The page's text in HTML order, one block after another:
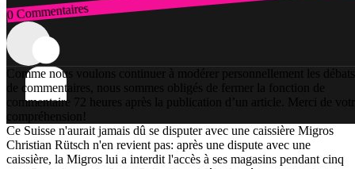
0 Commentaires
Connexion
Comme nous voulons continuer à modérer personnellement les débats
de commentaires, nous sommes obligés de fermer la fonction de
commentaire 72 heures après la publication d’un article. Merci de
compréhension!
Ce Suisse n'aurait jamais dû se disputer avec une caissière Migros
Christian Rütsch n'en revient pas: après une dispute avec une
caissière, la Migros lui a interdit l'accès à ses magasins pendant cinq